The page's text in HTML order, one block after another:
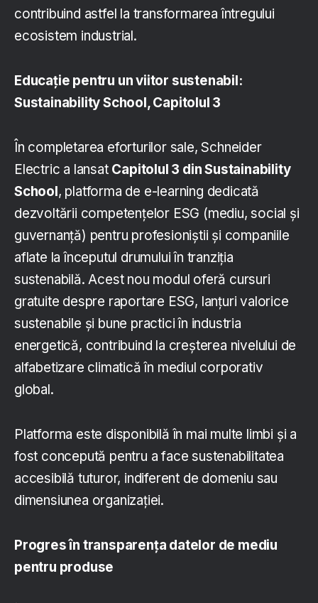
contribuind astfel la transformarea întregului
ecosistem industrial.
Educație pentru un viitor sustenabil:
Sustainability School, Capitolul 3
În completarea eforturilor sale, Schneider
Electric a lansat Capitolul 3 din Sustainability
School, platforma de e-learning dedicată
dezvoltării competențelor ESG (mediu, social și
guvernanță) pentru profesioniștii și companiile
aflate la începutul drumului în tranziția
sustenabilă. Acest nou modul oferă cursuri
gratuite despre raportare ESG, lanțuri valorice
sustenabile și bune practici în industria
energetică, contribuind la creșterea nivelului de
alfabetizare climatică în mediul corporativ
global.
Platforma este disponibilă în mai multe limbi și a
fost concepută pentru a face sustenabilitatea
accesibilă tuturor, indiferent de domeniu sau
dimensiunea organizației.
Progres în transparența datelor de mediu
pentru produse